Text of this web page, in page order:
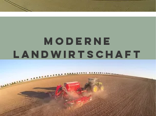
Moderne
Landwirtschaft